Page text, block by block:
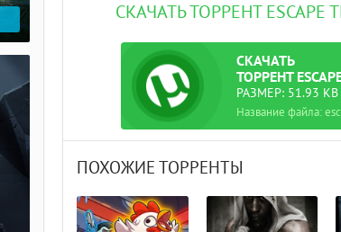
СКАЧАТЬ ТОРРЕНТ ESCAPE
СКАЧАТЬ
ТОРРЕНТ
РАЗМЕР: 51.93 KB
ПОХОЖИЕ ТОРРЕНТЫ